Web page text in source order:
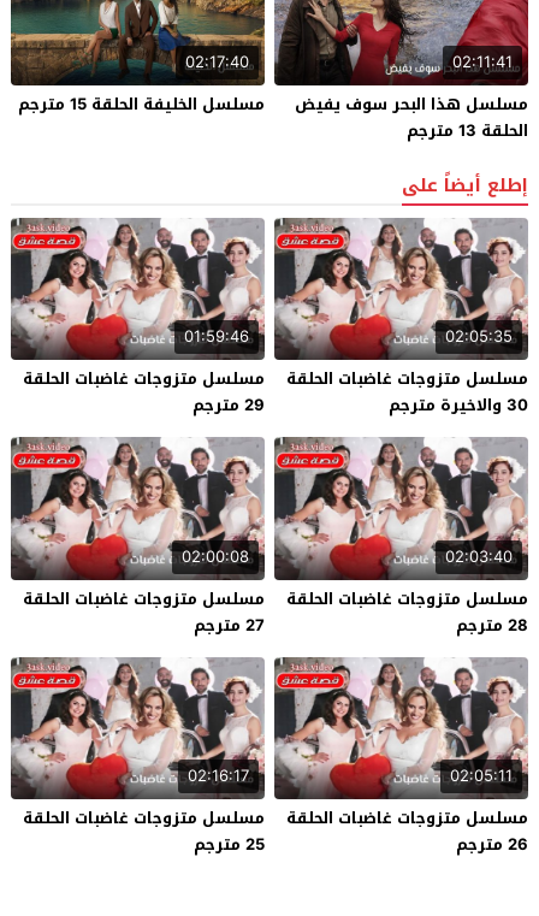
02:11:41
مسلسل هذا البحر سوف يفيض
الحلقة 13 مترجم
02:17:40
مسلسل الخليفة الحلقة 15 مترجم
إطلع أيضاً على
02:05:35
مسلسل متزوجات غاضبات الحلقة
30 والاخيرة مترجم
01:59:46
مسلسل متزوجات غاضبات الحلقة
29 مترجم
02:03:40
مسلسل متزوجات غاضبات الحلقة
28 مترجم
02:00:08
مسلسل متزوجات غاضبات الحلقة
27 مترجم
02:05:11
مسلسل متزوجات غاضبات الحلقة
26 مترجم
02:16:17
مسلسل متزوجات غاضبات الحلقة
25 مترجم